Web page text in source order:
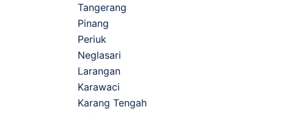
Tangerang
Pinang
Periuk
Neglasari
Larangan
Karawaci
Karang Tengah